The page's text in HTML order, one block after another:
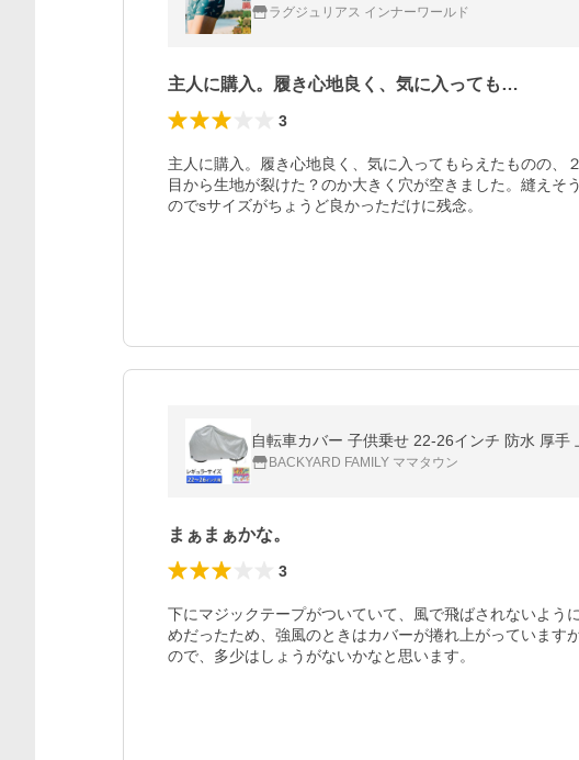
ラグジュリアス インナーワールド
主人に購入。履き心地良く、気に入っても…
3
主人に購入。履き心地良く、気に入ってもらえたものの、
目から生地が裂けた？のか大きく穴が空きました。縫え
のでsサイズがちょうど良かっただけに残念。
自転車カバー 子供乗せ 22-26インチ 防水 厚
BACKYARD FAMILY ママタウン
まぁまぁかな。
3
下にマジックテープがついていて、風で飛ばされないよう
めだったため、強風のときはカバーが捲れ上がっています
ので、多少はしょうがないかなと思います。